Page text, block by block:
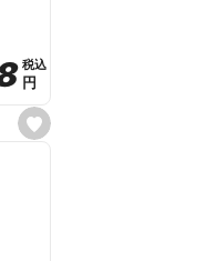
e
s
e
税込
税込
円
円